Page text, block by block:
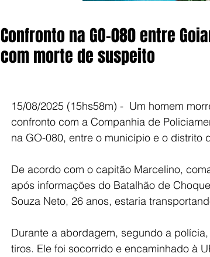
Confronto na GO-080 entre
com morte de suspeito
15/08/2025 (15hs58m) -  Um homem
confronto com a Companhia de
na GO-080, entre o município e o distrito
De acordo com o capitão Marcelino,
após informações do Batalhão de
Souza Neto, 26 anos, estaria
Durante a abordagem, segundo a
tiros. Ele foi socorrido e encaminhado à